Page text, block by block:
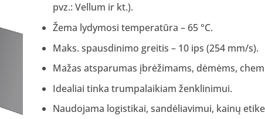
pvz.: Vellum ir kt.).
Žema lydymosi temperatūra – 65 °C.
Maks. spausdinimo greitis – 10 ips (254 mm/s).
Mažas atsparumas įbrėžimams, dėmėms,
Idealiai tinka trumpalaikiam ženklinimui.
Naudojama logistikai, sandėliavimui, kainų